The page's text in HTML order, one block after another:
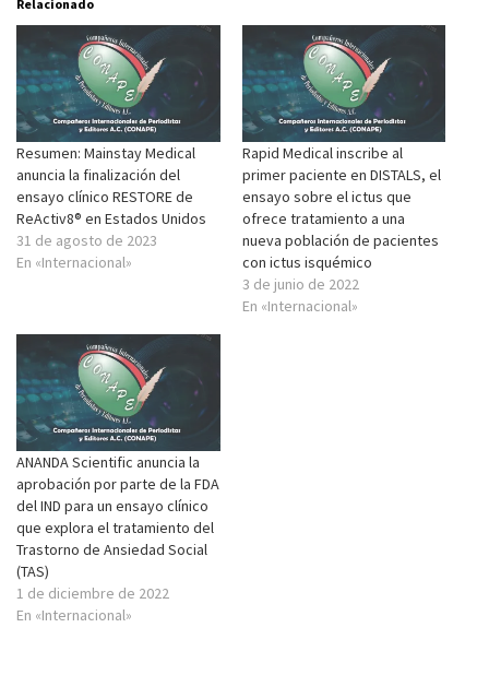
Relacionado
Resumen: Mainstay Medical
anuncia la finalización del
ensayo clínico RESTORE de
ReActiv8® en Estados Unidos
31 de agosto de 2023
En «Internacional»
Rapid Medical inscribe al
primer paciente en DISTALS, el
ensayo sobre el ictus que
ofrece tratamiento a una
nueva población de pacientes
con ictus isquémico
3 de junio de 2022
En «Internacional»
ANANDA Scientific anuncia la
aprobación por parte de la FDA
del IND para un ensayo clínico
que explora el tratamiento del
Trastorno de Ansiedad Social
(TAS)
1 de diciembre de 2022
En «Internacional»